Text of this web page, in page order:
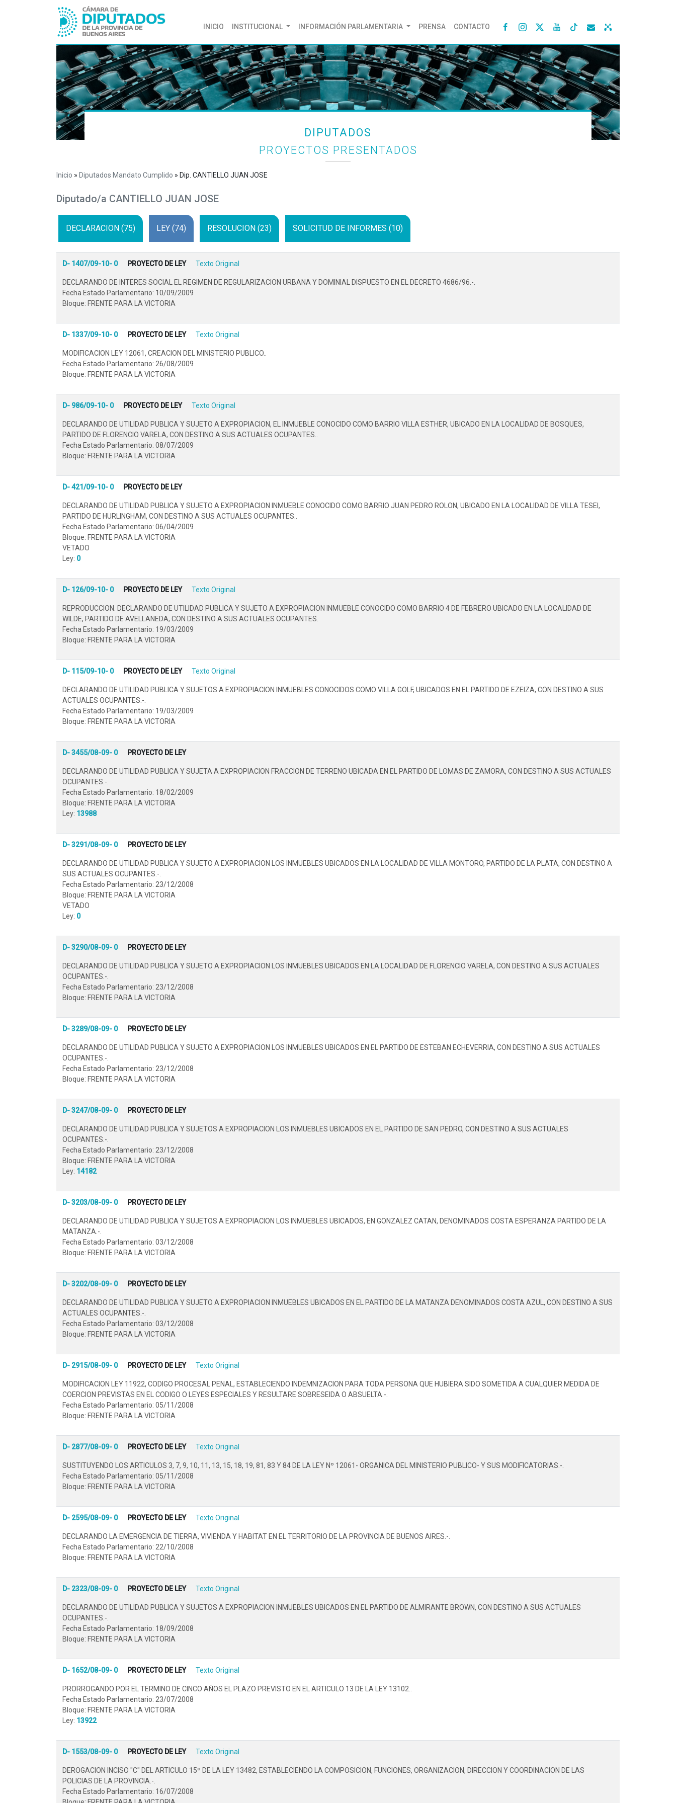
INICIO (CURRENT)
INSTITUCIONAL INFORMACIÓN PARLAMENTARIA PRENSA CONTACTO    
DIPUTADOS
PROYECTOS PRESENTADOS
Inicio » Diputados Mandato Cumplido » Dip. CANTIELLO JUAN JOSE
Diputado/a CANTIELLO JUAN JOSE
DECLARACION (75) LEY (74) RESOLUCION (23) SOLICITUD DE INFORMES (10)
D- 1407/09-10- 0 PROYECTO DE LEY Texto Original
DECLARANDO DE INTERES SOCIAL EL REGIMEN DE REGULARIZACION URBANA Y DOMINIAL DISPUESTO EN EL DECRETO 4686/96.-.
Fecha Estado Parlamentario: 10/09/2009
Bloque: FRENTE PARA LA VICTORIA
D- 1337/09-10- 0 PROYECTO DE LEY Texto Original
MODIFICACION LEY 12061, CREACION DEL MINISTERIO PUBLICO..
Fecha Estado Parlamentario: 26/08/2009
Bloque: FRENTE PARA LA VICTORIA
D- 986/09-10- 0 PROYECTO DE LEY Texto Original
DECLARANDO DE UTILIDAD PUBLICA Y SUJETO A EXPROPIACION, EL INMUEBLE CONOCIDO COMO BARRIO VILLA ESTHER, UBICADO EN LA LOCALIDAD DE BOSQUES,
PARTIDO DE FLORENCIO VARELA, CON DESTINO A SUS ACTUALES OCUPANTES..
Fecha Estado Parlamentario: 08/07/2009
Bloque: FRENTE PARA LA VICTORIA
D- 421/09-10- 0 PROYECTO DE LEY
DECLARANDO DE UTILIDAD PUBLICA Y SUJETO A EXPROPIACION INMUEBLE CONOCIDO COMO BARRIO JUAN PEDRO ROLON, UBICADO EN LA LOCALIDAD DE VILLA TESEI,
PARTIDO DE HURLINGHAM, CON DESTINO A SUS ACTUALES OCUPANTES..
Fecha Estado Parlamentario: 06/04/2009
Bloque: FRENTE PARA LA VICTORIA
VETADO
Ley: 0
D- 126/09-10- 0 PROYECTO DE LEY Texto Original
REPRODUCCION. DECLARANDO DE UTILIDAD PUBLICA Y SUJETO A EXPROPIACION INMUEBLE CONOCIDO COMO BARRIO 4 DE FEBRERO UBICADO EN LA LOCALIDAD DE
WILDE, PARTIDO DE AVELLANEDA, CON DESTINO A SUS ACTUALES OCUPANTES.
Fecha Estado Parlamentario: 19/03/2009
Bloque: FRENTE PARA LA VICTORIA
D- 115/09-10- 0 PROYECTO DE LEY Texto Original
DECLARANDO DE UTILIDAD PUBLICA Y SUJETOS A EXPROPIACION INMUEBLES CONOCIDOS COMO VILLA GOLF, UBICADOS EN EL PARTIDO DE EZEIZA, CON DESTINO A SUS
ACTUALES OCUPANTES.-.
Fecha Estado Parlamentario: 19/03/2009
Bloque: FRENTE PARA LA VICTORIA
D- 3455/08-09- 0 PROYECTO DE LEY
DECLARANDO DE UTILIDAD PUBLICA Y SUJETA A EXPROPIACION FRACCION DE TERRENO UBICADA EN EL PARTIDO DE LOMAS DE ZAMORA, CON DESTINO A SUS ACTUALES
OCUPANTES.-.
Fecha Estado Parlamentario: 18/02/2009
Bloque: FRENTE PARA LA VICTORIA
Ley: 13988
D- 3291/08-09- 0 PROYECTO DE LEY
DECLARANDO DE UTILIDAD PUBLICA Y SUJETO A EXPROPIACION LOS INMUEBLES UBICADOS EN LA LOCALIDAD DE VILLA MONTORO, PARTIDO DE LA PLATA, CON DESTINO A
SUS ACTUALES OCUPANTES.-.
Fecha Estado Parlamentario: 23/12/2008
Bloque: FRENTE PARA LA VICTORIA
VETADO
Ley: 0
D- 3290/08-09- 0 PROYECTO DE LEY
DECLARANDO DE UTILIDAD PUBLICA Y SUJETO A EXPROPIACION LOS INMUEBLES UBICADOS EN LA LOCALIDAD DE FLORENCIO VARELA, CON DESTINO A SUS ACTUALES
OCUPANTES.-.
Fecha Estado Parlamentario: 23/12/2008
Bloque: FRENTE PARA LA VICTORIA
D- 3289/08-09- 0 PROYECTO DE LEY
DECLARANDO DE UTILIDAD PUBLICA Y SUJETO A EXPROPIACION LOS INMUEBLES UBICADOS EN EL PARTIDO DE ESTEBAN ECHEVERRIA, CON DESTINO A SUS ACTUALES
OCUPANTES.-.
Fecha Estado Parlamentario: 23/12/2008
Bloque: FRENTE PARA LA VICTORIA
D- 3247/08-09- 0 PROYECTO DE LEY
DECLARANDO DE UTILIDAD PUBLICA Y SUJETOS A EXPROPIACION LOS INMUEBLES UBICADOS EN EL PARTIDO DE SAN PEDRO, CON DESTINO A SUS ACTUALES
OCUPANTES.-.
Fecha Estado Parlamentario: 23/12/2008
Bloque: FRENTE PARA LA VICTORIA
Ley: 14182
D- 3203/08-09- 0 PROYECTO DE LEY
DECLARANDO DE UTILIDAD PUBLICA Y SUJETOS A EXPROPIACION LOS INMUEBLES UBICADOS, EN GONZALEZ CATAN, DENOMINADOS COSTA ESPERANZA PARTIDO DE LA
MATANZA.-.
Fecha Estado Parlamentario: 03/12/2008
Bloque: FRENTE PARA LA VICTORIA
D- 3202/08-09- 0 PROYECTO DE LEY
DECLARANDO DE UTILIDAD PUBLICA Y SUJETO A EXPROPIACION INMUEBLES UBICADOS EN EL PARTIDO DE LA MATANZA DENOMINADOS COSTA AZUL, CON DESTINO A SUS
ACTUALES OCUPANTES.-.
Fecha Estado Parlamentario: 03/12/2008
Bloque: FRENTE PARA LA VICTORIA
D- 2915/08-09- 0 PROYECTO DE LEY Texto Original
MODIFICACION LEY 11922, CODIGO PROCESAL PENAL, ESTABLECIENDO INDEMNIZACION PARA TODA PERSONA QUE HUBIERA SIDO SOMETIDA A CUALQUIER MEDIDA DE
COERCION PREVISTAS EN EL CODIGO O LEYES ESPECIALES Y RESULTARE SOBRESEIDA O ABSUELTA.-.
Fecha Estado Parlamentario: 05/11/2008
Bloque: FRENTE PARA LA VICTORIA
D- 2877/08-09- 0 PROYECTO DE LEY Texto Original
SUSTITUYENDO LOS ARTICULOS 3, 7, 9, 10, 11, 13, 15, 18, 19, 81, 83 Y 84 DE LA LEY Nº 12061- ORGANICA DEL MINISTERIO PUBLICO- Y SUS MODIFICATORIAS.-.
Fecha Estado Parlamentario: 05/11/2008
Bloque: FRENTE PARA LA VICTORIA
D- 2595/08-09- 0 PROYECTO DE LEY Texto Original
DECLARANDO LA EMERGENCIA DE TIERRA, VIVIENDA Y HABITAT EN EL TERRITORIO DE LA PROVINCIA DE BUENOS AIRES.-.
Fecha Estado Parlamentario: 22/10/2008
Bloque: FRENTE PARA LA VICTORIA
D- 2323/08-09- 0 PROYECTO DE LEY Texto Original
DECLARANDO DE UTILIDAD PUBLICA Y SUJETOS A EXPROPIACION INMUEBLES UBICADOS EN EL PARTIDO DE ALMIRANTE BROWN, CON DESTINO A SUS ACTUALES
OCUPANTES.-.
Fecha Estado Parlamentario: 18/09/2008
Bloque: FRENTE PARA LA VICTORIA
D- 1652/08-09- 0 PROYECTO DE LEY Texto Original
PRORROGANDO POR EL TERMINO DE CINCO AÑOS EL PLAZO PREVISTO EN EL ARTICULO 13 DE LA LEY 13102..
Fecha Estado Parlamentario: 23/07/2008
Bloque: FRENTE PARA LA VICTORIA
Ley: 13922
D- 1553/08-09- 0 PROYECTO DE LEY Texto Original
DEROGACION INCISO "C" DEL ARTICULO 15º DE LA LEY 13482, ESTABLECIENDO LA COMPOSICION, FUNCIONES, ORGANIZACION, DIRECCION Y COORDINACION DE LAS
POLICIAS DE LA PROVINCIA.-.
Fecha Estado Parlamentario: 16/07/2008